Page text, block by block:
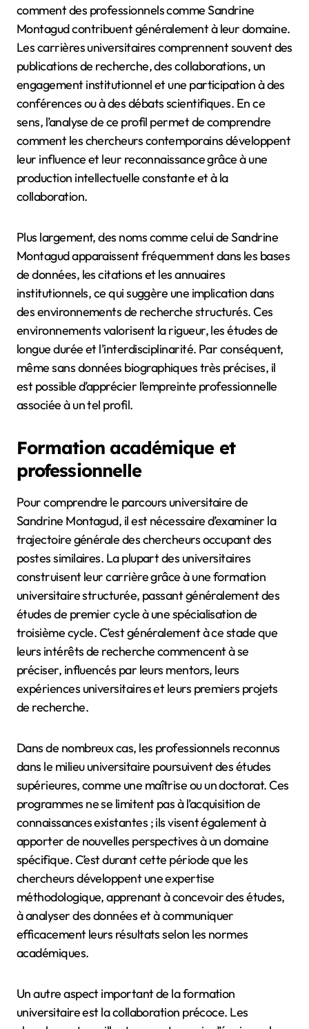
comment des professionnels comme Sandrine
Montagud contribuent généralement à leur domaine.
Les carrières universitaires comprennent souvent des
publications de recherche, des collaborations, un
engagement institutionnel et une participation à des
conférences ou à des débats scientifiques. En ce
sens, l’analyse de ce profil permet de comprendre
comment les chercheurs contemporains développent
leur influence et leur reconnaissance grâce à une
production intellectuelle constante et à la
collaboration.
Plus largement, des noms comme celui de Sandrine
Montagud apparaissent fréquemment dans les bases
de données, les citations et les annuaires
institutionnels, ce qui suggère une implication dans
des environnements de recherche structurés. Ces
environnements valorisent la rigueur, les études de
longue durée et l’interdisciplinarité. Par conséquent,
même sans données biographiques très précises, il
est possible d’apprécier l’empreinte professionnelle
associée à un tel profil.
Formation académique et
professionnelle
Pour comprendre le parcours universitaire de
Sandrine Montagud, il est nécessaire d’examiner la
trajectoire générale des chercheurs occupant des
postes similaires. La plupart des universitaires
construisent leur carrière grâce à une formation
universitaire structurée, passant généralement des
études de premier cycle à une spécialisation de
troisième cycle. C’est généralement à ce stade que
leurs intérêts de recherche commencent à se
préciser, influencés par leurs mentors, leurs
expériences universitaires et leurs premiers projets
de recherche.
Dans de nombreux cas, les professionnels reconnus
dans le milieu universitaire poursuivent des études
supérieures, comme une maîtrise ou un doctorat. Ces
programmes ne se limitent pas à l’acquisition de
connaissances existantes ; ils visent également à
apporter de nouvelles perspectives à un domaine
spécifique. C’est durant cette période que les
chercheurs développent une expertise
méthodologique, apprenant à concevoir des études,
à analyser des données et à communiquer
efficacement leurs résultats selon les normes
académiques.
Un autre aspect important de la formation
universitaire est la collaboration précoce. Les